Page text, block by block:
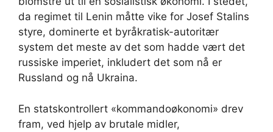
da regimet til Lenin måtte vike for Josef Stalins
styre, dominerte et byråkratisk-autoritær
system det meste av det som hadde vært det
russiske imperiet, inkludert det som nå er
Russland og nå Ukraina.
En statskontrollert «kommandoøkonomi» drev
fram, ved hjelp av brutale midler,